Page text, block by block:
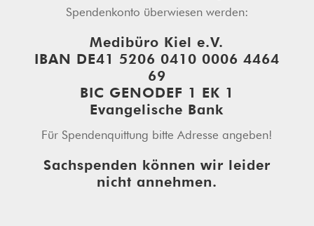
Spendenkonto überwiesen werden:
Medibüro Kiel e.V.
IBAN DE41 5206 0410 0006 4464
69
BIC GENODEF 1 EK 1
Evangelische Bank
Für Spendenquittung bitte Adresse angeben!
Sachspenden können wir leider
nicht annehmen.